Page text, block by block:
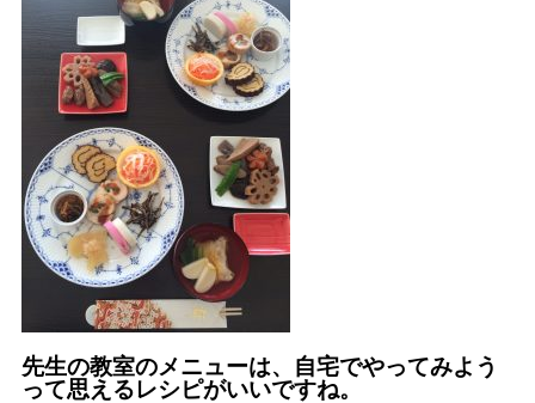
先生の教室のメニューは、自宅でやってみよう
って思えるレシピがいいですね。